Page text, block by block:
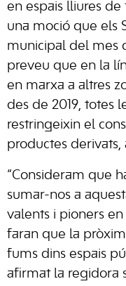
en espais lliures
una moció que els
municipal del mes
preveu que en la
en marxa a altres
des de 2019, totes
restringeixin el
productes derivats,
“Consideram que
sumar-nos a
valents i pioners
faran que la
fums dins espais
afirmat la regidora